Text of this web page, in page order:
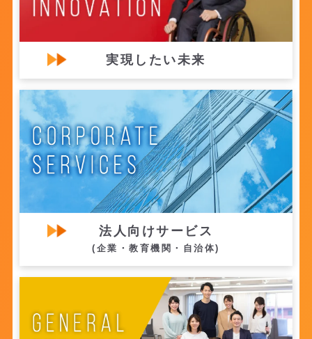
2026年07月21日
「夏のお出かけ応援キャンペーン」を開始！〜
自治体とユーザーをつなぎ、ミライロIDの普及
を推進します〜
お知らせ ミライロID
2026年07月16日
実現したい未来
法人向けサービス
(企業・教育機関・自治体)